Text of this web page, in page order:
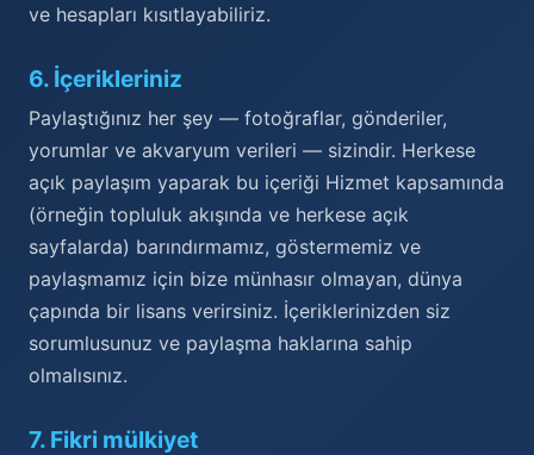
ve hesapları kısıtlayabiliriz.
6. İçerikleriniz
Paylaştığınız her şey — fotoğraflar, gönderiler,
yorumlar ve akvaryum verileri — sizindir. Herkese
açık paylaşım yaparak bu içeriği Hizmet kapsamında
(örneğin topluluk akışında ve herkese açık
sayfalarda) barındırmamız, göstermemiz ve
paylaşmamız için bize münhasır olmayan, dünya
çapında bir lisans verirsiniz. İçeriklerinizden siz
sorumlusunuz ve paylaşma haklarına sahip
olmalısınız.
7. Fikri mülkiyet